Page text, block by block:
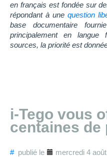
en français est fondée sur
répondant à une question
base documentaire
principalement en
sources, la priorité est
i-Tego vous
centaines de
#publié le mercredi 4 août